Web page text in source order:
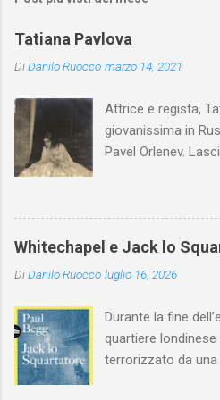
Tatiana Pavlova
DiDanilo Ruocco marzo 14, 2021
Attrice e regista,
giovanissima in
Pavel Orlenev.
l'arte della
maturità ed è stata
profondamente
Whitechapel e Jack lo
DiDanilo Ruocco luglio 16, 2026
Durante la fine
quartiere
terrorizzato da